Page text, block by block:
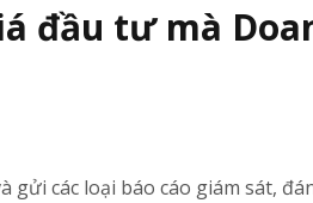
đầu tư mà
các loại báo cáo giám sát,